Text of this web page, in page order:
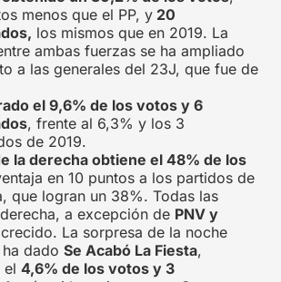
menos que el PP, y 20
los mismos que en 2019. La
ambas fuerzas se ha ampliado
a las generales del 23J, que fue de
el 9,6% de los votos y 6
, frente al 6,3% y los 3
de 2019.
la derecha obtiene el 48% de los
en 10 puntos a los partidos de
que logran un 38%. Todas las
a excepción de PNV y
La sorpresa de la noche
dado Se Acabó La Fiesta,
el 4,6% de los votos y 3